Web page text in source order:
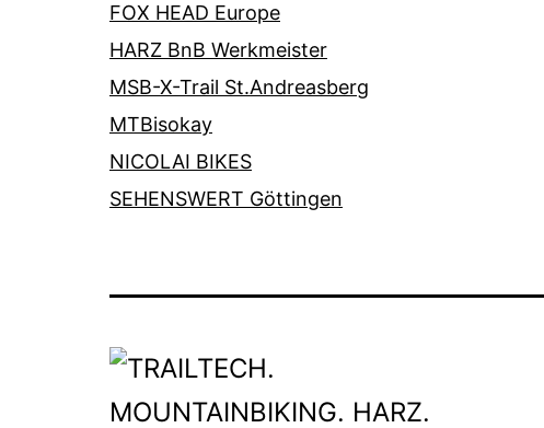
FOX HEAD Europe
HARZ BnB Werkmeister
MSB-X-Trail St.Andreasberg
MTBisokay
NICOLAI BIKES
SEHENSWERT Göttingen